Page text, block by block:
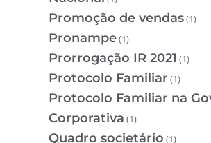
Promoção de vendas(1)
Pronampe(1)
Prorrogação IR 2021 (1)
Protocolo Familiar (1)
Protocolo Familiar na
Corporativa (1)
Quadro societário (1)